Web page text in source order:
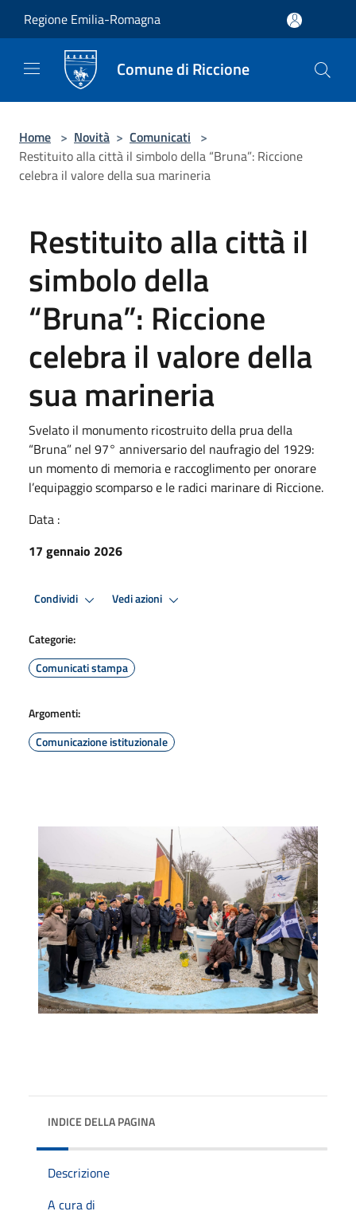
Regione Emilia-Romagna
Comune di Riccione
Home > Novità > Comunicati >
Restituito alla città il simbolo della “Bruna”: Riccione
celebra il valore della sua marineria
Restituito alla città il
simbolo della
“Bruna”: Riccione
celebra il valore della
sua marineria
Svelato il monumento ricostruito della prua della
“Bruna” nel 97° anniversario del naufragio del 1929:
un momento di memoria e raccoglimento per onorare
l’equipaggio scomparso e le radici marinare di Riccione.
Data :
17 gennaio 2026
Condividi Vedi azioni
Categorie:
Comunicati stampa
Argomenti:
Comunicazione istituzionale
INDICE DELLA PAGINA
Descrizione
A cura di